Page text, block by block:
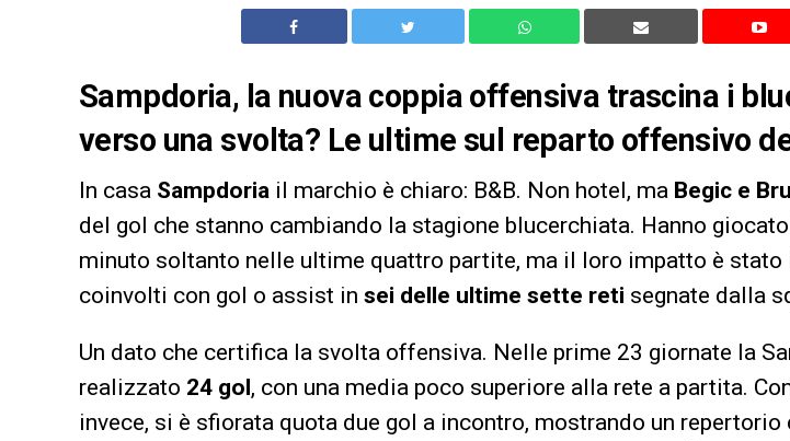
Sampdoria, la nuova coppia offensiva trascina i
verso una svolta? Le ultime sul reparto offensivo
In casa Sampdoria il marchio è chiaro: B&B. Non hotel, ma Begic e
del gol che stanno cambiando la stagione blucerchiata. Hanno
minuto soltanto nelle ultime quattro partite, ma il loro impatto è stato
coinvolti con gol o assist in sei delle ultime sette reti segnate dalla
Un dato che certifica la svolta offensiva. Nelle prime 23 giornate la
realizzato 24 gol, con una media poco superiore alla rete a partita.
invece, si è sfiorata quota due gol a incontro, mostrando un repertorio